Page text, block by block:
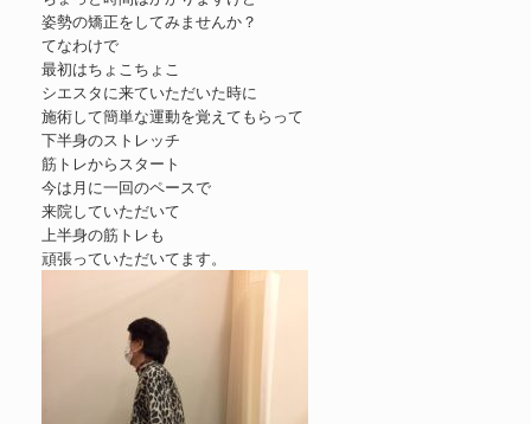
姿勢の矯正をしてみませんか？
てなわけで
最初はちょこちょこ
シエスタに来ていただいた時に
施術して簡単な運動を覚えてもらって
下半身のストレッチ
筋トレからスタート
今は月に一回のペースで
来院していただいて
上半身の筋トレも
頑張っていただいてます。